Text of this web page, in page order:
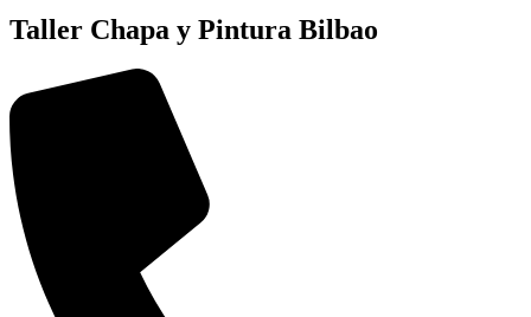
Taller Chapa y Pintura Bilbao